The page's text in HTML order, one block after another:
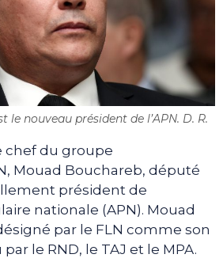
le nouveau président de l’APN. D. R.
chef du groupe
Mouad Bouchareb, député
président de
nationale (APN). Mouad
par le FLN comme son
le RND, le TAJ et le MPA.